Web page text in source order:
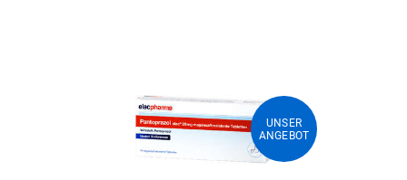
UNSER
ANGEBOT
UNSER
ANGEBOT